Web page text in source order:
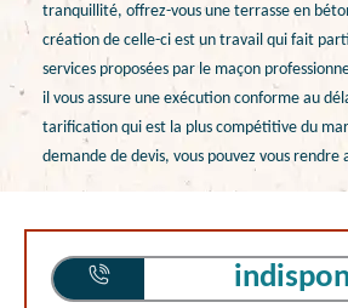
tranquillité, offrez-vous une terrasse en
création de celle-ci est un travail qui fait
services proposées par le maçon
il vous assure une exécution conforme au
tarification qui est la plus compétitive du
demande de devis, vous pouvez vous rendre